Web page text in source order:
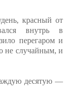
красный от
внутрь в
перегаром и
не случайным, и
десятую —